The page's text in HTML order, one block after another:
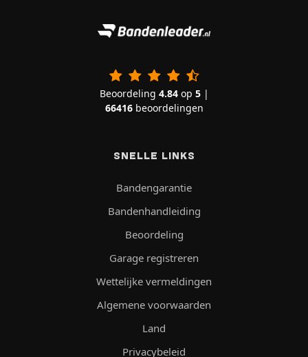
Beoordeling 4.84op 5|
66416beoordelingen
SNELLE LINKS
Bandengarantie
Bandenhandleiding
Beoordeling
Garage registreren
Wettelijke vermeldingen
Algemene voorwaarden
Land
Privacybeleid